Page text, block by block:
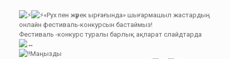
«Рух пен жүрек ырғағында» шығармашыл жастардың
онлайн фестиваль-конкурсын бастаймыз!
Фестиваль -конкурс туралы барлық ақпарат слайдтарда
Маңызды